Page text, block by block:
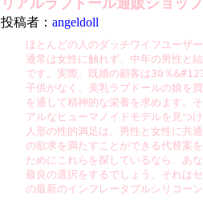
リアルラブドール通販ショップ
投稿者： angeldoll
ほとんどの人のダッチワイフユーザ
通常は女性に触れず、中年の男性と
です。実際、既婚の顧客は30％
子供がなく、美乳ラブドールの娘を
を通して精神的な栄養を求めます。
アルなヒューマノイドモデルを見つ
人形の性的満足は、男性と女性に共
の欲求を満たすことができる代替案
ためにこれらを探しているなら、あ
最良の選択をするでしょう、それは
の最新のインフレータブルシリコー